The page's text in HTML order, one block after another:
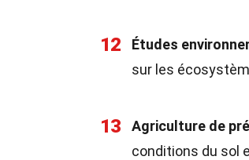
12 Études
sur les
13 Agriculture de
conditions du sol